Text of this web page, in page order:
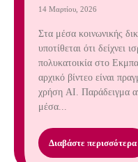
14 Μαρτίου, 2026
Στα μέσα κοινωνικής
υποτίθεται ότι δείχνει
πολυκατοικία στο
αρχικό βίντεο είναι
χρήση AI. Παράδειγμα αναπαραγωγής του ισχυρισμού στα
μέσα...
Διαβάστε περισσότερα